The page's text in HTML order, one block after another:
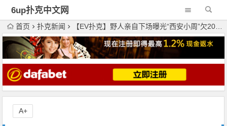
6up扑克中文网
首页 扑克新闻 【EV扑克】野人亲自下场曝光“西安小周”欠200k不还，据说远不止这些…
A+